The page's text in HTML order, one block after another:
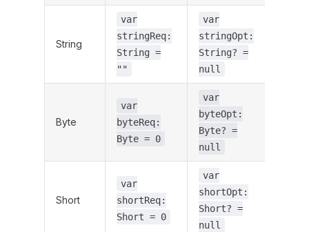
String
var
stringReq:
String =
""
var
stringOpt:
String? =
null
Byte
var
byteReq:
Byte = 0
var
byteOpt:
Byte? =
null
Short
var
shortReq:
Short = 0
var
shortOpt:
Short? =
null